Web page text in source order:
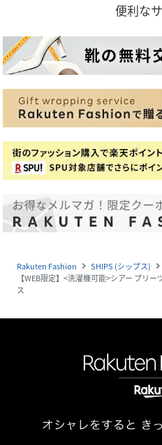
便利な
Rakuten Fashion navigate_next SHIPS (シップス) navigate_next
【WEB限定】<洗濯機可能>シアー プリ
ス